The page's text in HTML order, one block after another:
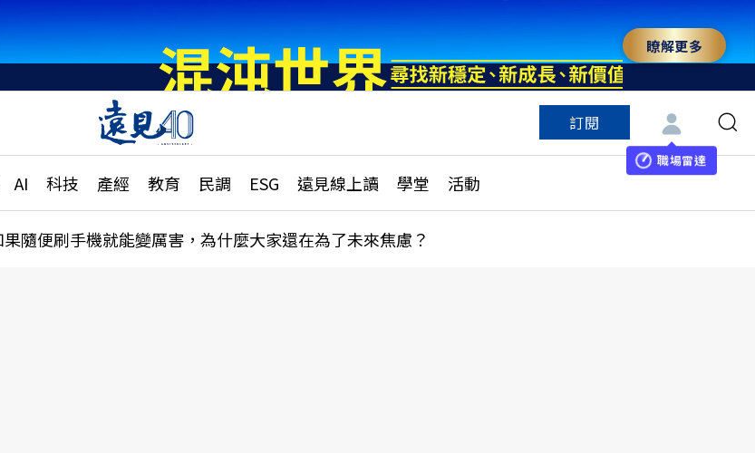
瞭解更多
訂閱
職場雷達
AI 科技 產經 教育 民調 ESG 遠見線上讀 學堂 活動
國際
特輯
大學升學、職涯攻略
縣市施政調查全解析
更多訂閱方案
特色頻道
果隨便刷手機就能變厲害，為什麼大家還在為了未來焦慮？